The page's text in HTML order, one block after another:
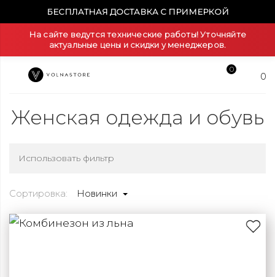
БЕСПЛАТНАЯ ДОСТАВКА С ПРИМЕРКОЙ
На сайте ведутся технические работы! Уточняйте
актуальные цены и скидки у менеджеров.
0
0
Женская одежда и обувь
Использовать фильтр
Сортировка: Новинки